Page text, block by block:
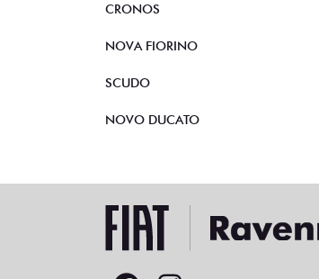
CRONOS
NOVA FIORINO
SCUDO
NOVO DUCATO